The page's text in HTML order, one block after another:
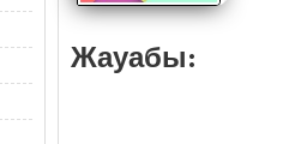
Жауабы: